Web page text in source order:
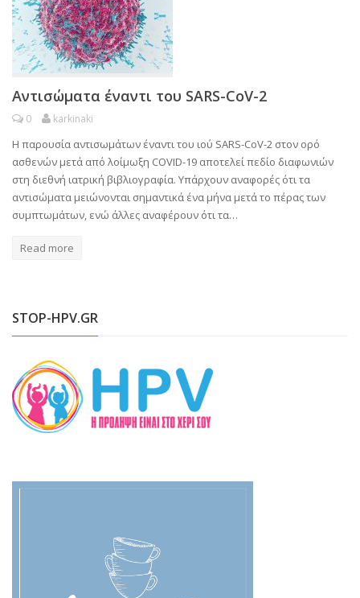
Αντισώματα έναντι του SARS-CoV-2
0 karkinaki
Η παρουσία αντισωμάτων έναντι του ιού SARS-CoV-2 στον ορό
ασθενών μετά από λοίμωξη COVID-19 αποτελεί πεδίο διαφωνιών
στη διεθνή ιατρική βιβλιογραφία. Υπάρχουν αναφορές ότι τα
αντισώματα μειώνονται σημαντικά ένα μήνα μετά το πέρας των
συμπτωμάτων, ενώ άλλες αναφέρουν ότι τα…
Read more
STOP-HPV.GR